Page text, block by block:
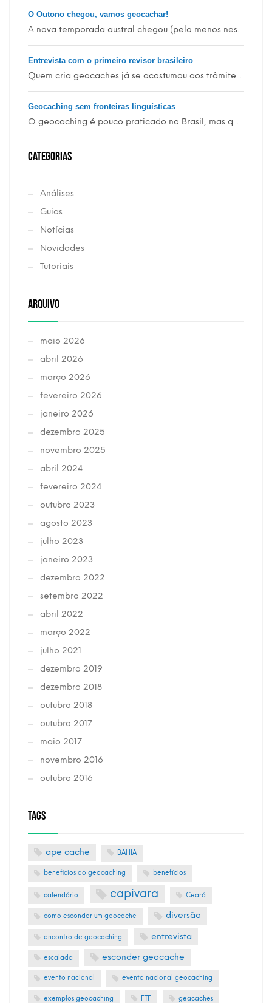
O Outono chegou, vamos geocachar!
A nova temporada austral chegou (pelo menos nes...
Entrevista com o primeiro revisor brasileiro
Quem cria geocaches já se acostumou aos trâmite...
Geocaching sem fronteiras linguísticas
O geocaching é pouco praticado no Brasil, mas q...
CATEGORIAS
Análises
Guias
Notícias
Novidades
Tutoriais
ARQUIVO
maio 2026
abril 2026
março 2026
fevereiro 2026
janeiro 2026
dezembro 2025
novembro 2025
abril 2024
fevereiro 2024
outubro 2023
agosto 2023
julho 2023
janeiro 2023
dezembro 2022
setembro 2022
abril 2022
março 2022
julho 2021
dezembro 2019
dezembro 2018
outubro 2018
outubro 2017
maio 2017
novembro 2016
outubro 2016
TAGS
ape cache BAHIA
beneficios do geocaching benefícios
calendário capivara Ceará
como esconder um geocache diversão
encontro de geocaching entrevista
escalada esconder geocache
evento nacional evento nacional geocaching
exemplos geocaching FTF geacaches